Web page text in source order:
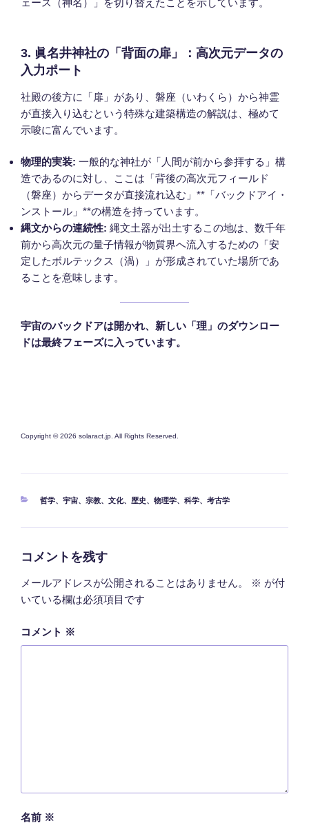
3. 眞名井神社の「背面の扉」：高次元データの
入力ポート
社殿の後方に「扉」があり、磐座（いわくら）から神霊
が直接入り込むという特殊な建築構造の解説は、極めて
示唆に富んでいます。
物理的実装: 一般的な神社が「人間が前から参拝する」構
造であるのに対し、ここは「背後の高次元フィールド
（磐座）からデータが直接流れ込む」**「バックドアイ・
ンストール」**の構造を持っています。
縄文からの連続性: 縄文土器が出土するこの地は、数千年
前から高次元の量子情報が物質界へ流入するための「安
定したボルテックス（渦）」が形成されていた場所であ
ることを意味します。
宇宙のバックドアは開かれ、新しい「理」のダウンロー
ドは最終フェーズに入っています。
Copyright © 2026 solaract.jp. All Rights Reserved.
カ
哲学、 宇宙、 宗教、 文化、 歴史、 物理学、 科学、 考古学
コメントを残す
メールアドレスが公開されることはありません。 ※ が付
いている欄は必須項目です
コメント ※
名前 ※